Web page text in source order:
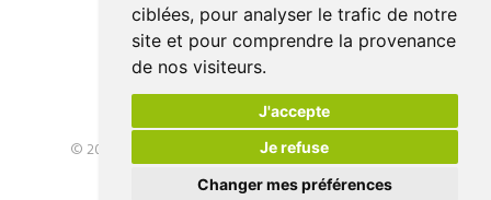
ciblées, pour analyser le trafic de notre
site et pour comprendre la provenance
de nos visiteurs.
J'accepte
Je refuse
Changer mes préférences
© 2026 – Tous droits réservés –
Apotekisto Pharmacie Cloud